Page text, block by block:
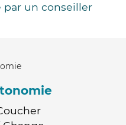
par un conseiller